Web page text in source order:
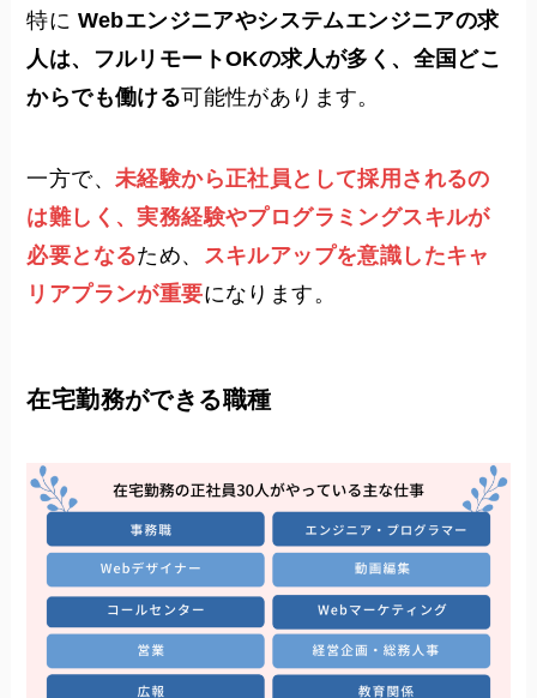
特に Webエンジニアやシステムエンジニアの求
人は、フルリモートOKの求人が多く、全国どこ
からでも働ける可能性があります。
一方で、 未経験から正社員として採用されるの
は難しく、実務経験やプログラミングスキルが
必要となるため、
スキルアップを意識したキャ
リアプランが重要になります。
在宅勤務ができる職種